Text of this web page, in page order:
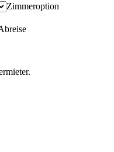
Zimmeroption